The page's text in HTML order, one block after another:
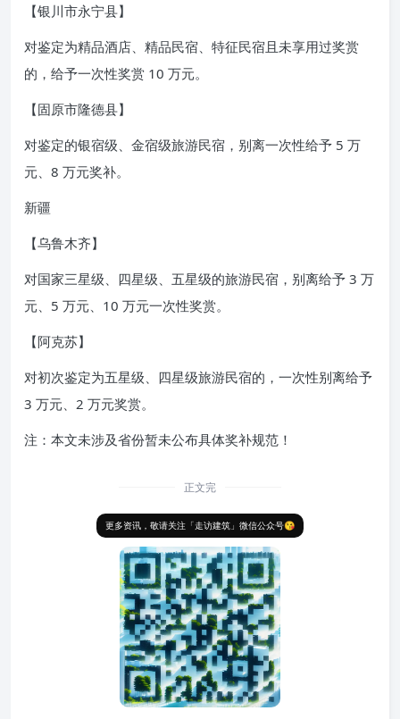
【银川市永宁县】
对鉴定为精品酒店、精品民宿、特征民宿且未享用过奖赏
的，给予一次性奖赏 10 万元。
【固原市隆德县】
对鉴定的银宿级、金宿级旅游民宿，别离一次性给予 5 万
元、8 万元奖补。
新疆
【乌鲁木齐】
对国家三星级、四星级、五星级的旅游民宿，别离给予 3 万
元、5 万元、10 万元一次性奖赏。
【阿克苏】
对初次鉴定为五星级、四星级旅游民宿的，一次性别离给予
3 万元、2 万元奖赏。
注：本文未涉及省份暂未公布具体奖补规范！
正文完
更多资讯，敬请关注「走访建筑」微信公众号😘